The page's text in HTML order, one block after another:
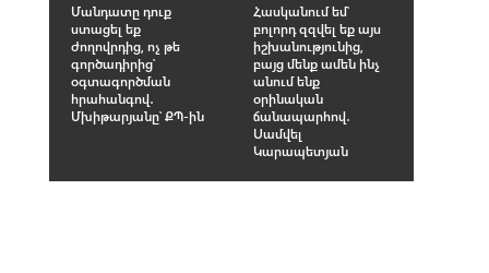
Մանդատը դուք
ստացել եք
ժողովրդից, ոչ թե
գործադիրից՝
օգտագործման
հրահանգով․
Մխիթարյանը՝ ՔՊ-ին
Հասկանում եմ՝
բոլորդ զզվել եք այս
իշխանությունից,
բայց մենք ամեն ինչ
անում ենք
օրինական
ճանապարհով․
Սամվել
Կարապետյան